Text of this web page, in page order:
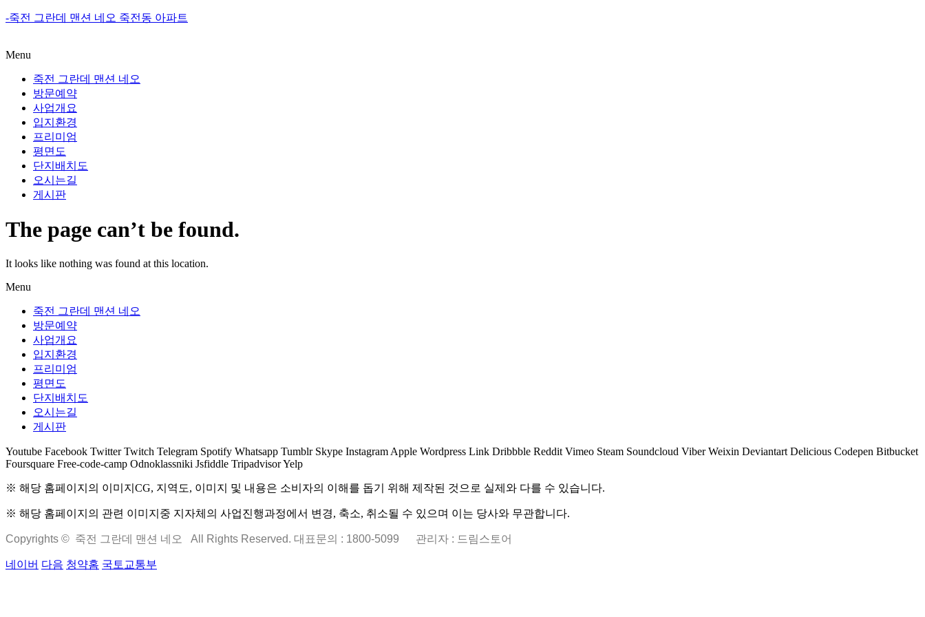
-죽전 그란데 맨션 네오 죽전동 아파트
Menu
죽전 그란데 맨션 네오
방문예약
사업개요
입지환경
프리미엄
평면도
단지배치도
오시는길
게시판
The page can’t be found.
It looks like nothing was found at this location.
Menu
죽전 그란데 맨션 네오
방문예약
사업개요
입지환경
프리미엄
평면도
단지배치도
오시는길
게시판
Youtube Facebook Twitter Twitch Telegram Spotify Whatsapp Tumblr Skype Instagram Apple Wordpress Link Dribbble Reddit Vimeo Steam Soundcloud Viber Weixin Deviantart Delicious Codepen Bitbucket
Foursquare Free-code-camp Odnoklassniki Jsfiddle TripadvisorYelp
※ 해당 홈페이지의 이미지CG, 지역도, 이미지 및 내용은 소비자의 이해를 돕기 위해 제작된 것으로 실제와 다를 수 있습니다.
※ 해당 홈페이지의 관련 이미지중 지자체의 사업진행과정에서 변경, 축소, 취소될 수 있으며 이는 당사와 무관합니다.
Copyrights © 죽전 그란데 맨션 네오 All Rights Reserved. 대표문의 : 1800-5099 관리자 : 드림스토어
네이버 다음 청약홈 국토교통부